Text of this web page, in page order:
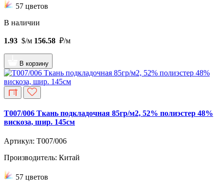
57 цветов
В наличии
1.93 $/м 156.58 ₽/м
В корзину
T007/006 Ткань подкладочная 85гр/м2, 52% полиэстер 48%
вискоза, шир. 145см
Артикул: T007/006
Производитель: Китай
57 цветов